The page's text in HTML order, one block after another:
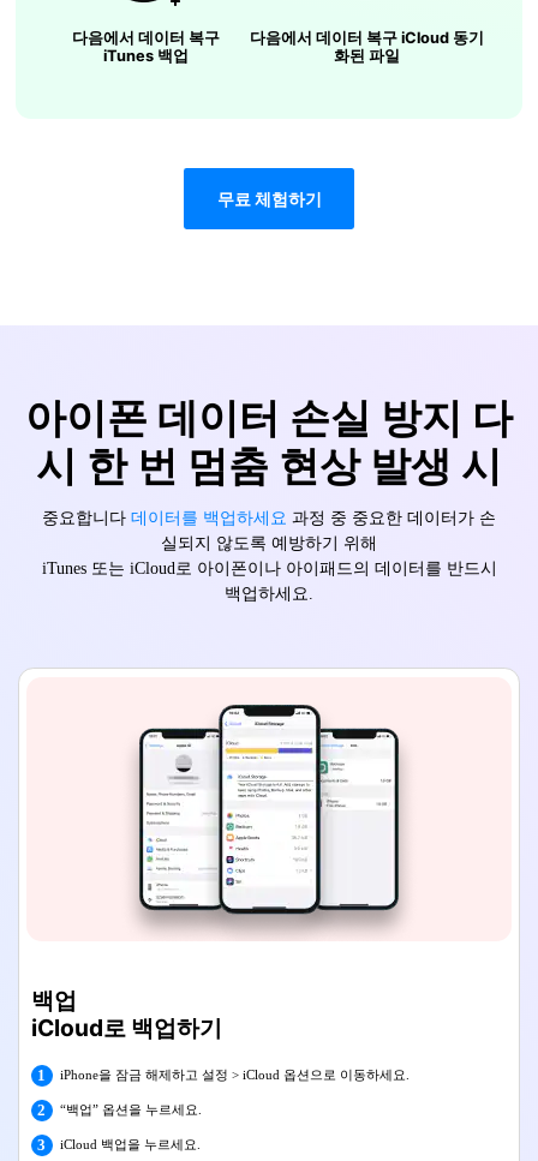
다음에서 데이터 복구
iTunes 백업
다음에서 데이터 복구iCloud 동기
화된 파일
무료 체험하기
아이폰 데이터 손실 방지 다
시 한 번 멈춤 현상 발생 시
중요합니다 데이터를 백업하세요 과정 중 중요한 데이터가 손
실되지 않도록 예방하기 위해
iTunes 또는 iCloud로 아이폰이나 아이패드의 데이터를 반드시
백업하세요.
백업
iCloud로 백업하기
1 iPhone을 잠금 해제하고 설정 > iCloud 옵션으로 이동하세요.
2 “백업” 옵션을 누르세요.
3 iCloud 백업을 누르세요.